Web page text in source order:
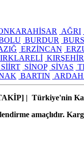
AĞRI
BURDUR
ERZİNCAN
KIRŞEHİR
SİİRT SİNOP SİVAS
BARTIN
] | Türkiye'nin
amaçlıdır.